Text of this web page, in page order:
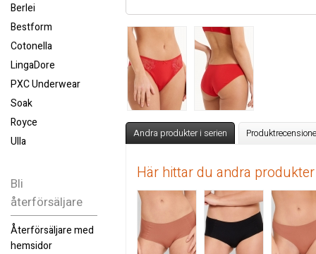
Berlei
Bestform
Cotonella
LingaDore
PXC Underwear
Soak
Royce
Ulla
Bli
återförsäljare
Återförsäljare med
hemsidor
Andra produkter i serien
Här hittar du andra